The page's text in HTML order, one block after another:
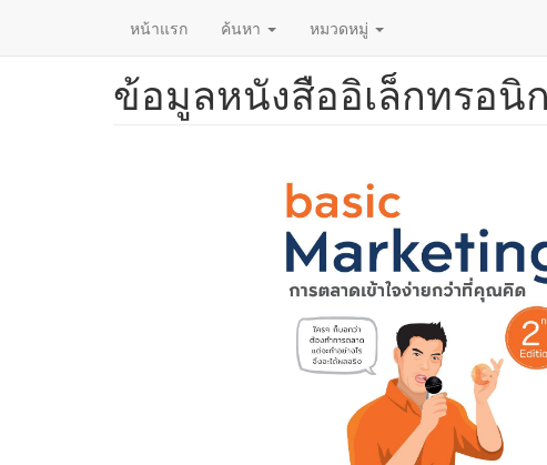
หน้าแรก ค้นหา หมวดหมู่
ข้อมูลหนังสืออิเล็กทรอนิ